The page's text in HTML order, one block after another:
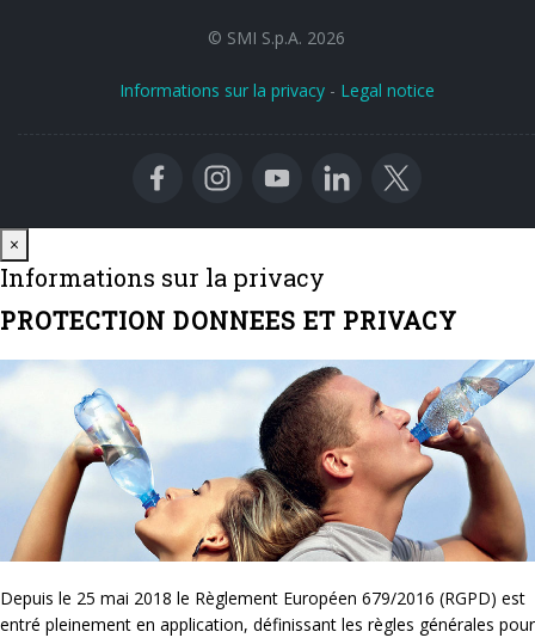
© SMI S.p.A. 2026
Informations sur la privacy- Legal notice
×
Informations sur la privacy
PROTECTION DONNEES ET PRIVACY
Depuis le 25 mai 2018 le Règlement Européen 679/2016 (RGPD) est
entré pleinement en application, définissant les règles générales pour